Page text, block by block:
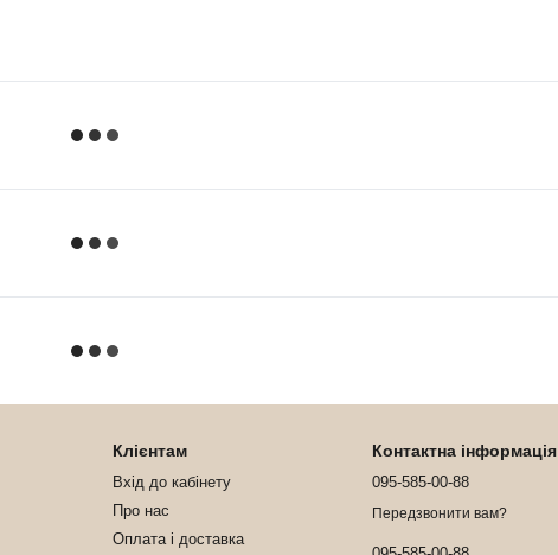
Клієнтам
Вхід до кабінету
Про нас
Оплата і доставка
Контактна інформація
095-585-00-88
Передзвонити вам?